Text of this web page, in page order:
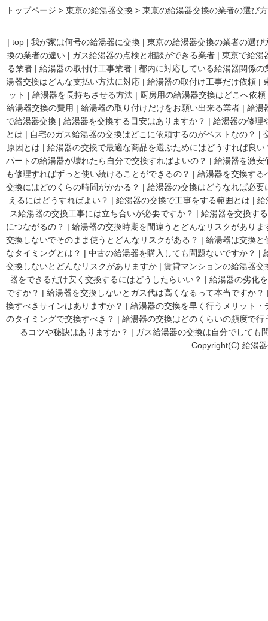
トップページ 東京の給湯器交換 東京の給湯器交換の業者の選び方
| top | 我が家は何号の給湯器に交換 | 東京の給湯器交換の業者の選び
換の業者の違い | ガス給湯器の点検と相談ができる業者 | 東京で給湯
る業者 | 給湯器の取付け工事業者 | 都内に対応している給湯器関係の
湯器交換はどんな支払い方法に対応 | 給湯器の取付け工事だけ依頼 |
ット | 給湯器を長持ちさせる方法 | 厨房用の給湯器交換はどこへ依頼
給湯器交換の費用 | 給湯器の取り付けだけをお願い出来る業者 | 給湯
で給湯器交換 | 給湯器を交換する目安はありますか？ | 給湯器の修理
とは | 自宅のガス給湯器の交換はどこに依頼するのがベストなの？ |
原因とは | 給湯器の交換で最適な商品を選ぶためにはどうすれば良い
パートの給湯器が壊れたら自分で交換すればよいの？ | 給湯器を激安
も修理すればずっと使い続けることができるの？ | 給湯器を交換する
交換にはどのくらの時間がかかる？ | 給湯器の交換はどうなれば必要
えるにはどうすればよい？ | 給湯器の交換で工事をする範囲とは | 給
ス給湯器の交換工事には立ち合いが必要ですか？ | 給湯器を交換す
につながるの？ | 給湯器の交換時期を間違うとどんなリスクがありま
交換しないでそのまま使うとどんなリスクがある？ | 給湯器は交換と
なタイミングとは？ | 中古の給湯器を購入しても問題ないですか？ |
交換しないとどんなリスクがありますか | 賃貸マンションの給湯器
器をできるだけ安く交換するにはどうしたらいい？ | 給湯器の劣化
ですか？ | 給湯器を交換しないとガス代は高くなるって本当ですか？
換すべきサインはありますか？ | 給湯器の交換を早く行うメリット・
のタイミングで交換すべき？ | 給湯器の交換はどのくらいの頻度で行
るコツや秘訣はありますか？ | ガス給湯器の交換は自分でしても
Copyright(C) 給湯